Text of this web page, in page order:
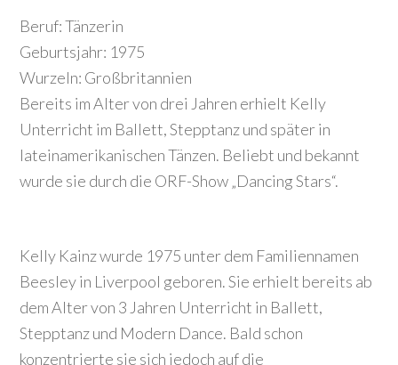
Beruf: Tänzerin
Geburtsjahr: 1975
Wurzeln: Großbritannien
Bereits im Alter von drei Jahren erhielt Kelly
Unterricht im Ballett, Stepptanz und später in
lateinamerikanischen Tänzen. Beliebt und bekannt
wurde sie durch die ORF-Show „Dancing Stars“.
Kelly Kainz wurde 1975 unter dem Familiennamen
Beesley in Liverpool geboren. Sie erhielt bereits ab
dem Alter von 3 Jahren Unterricht in Ballett,
Stepptanz und Modern Dance. Bald schon
konzentrierte sie sich jedoch auf die